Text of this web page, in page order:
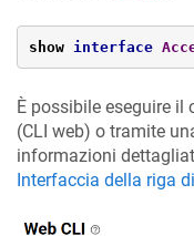
show interface
È possibile eseguire
(CLI web) o tramite
informazioni
Interfaccia della riga